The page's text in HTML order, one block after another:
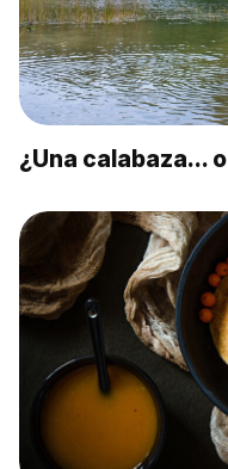
¿Una calabaza…